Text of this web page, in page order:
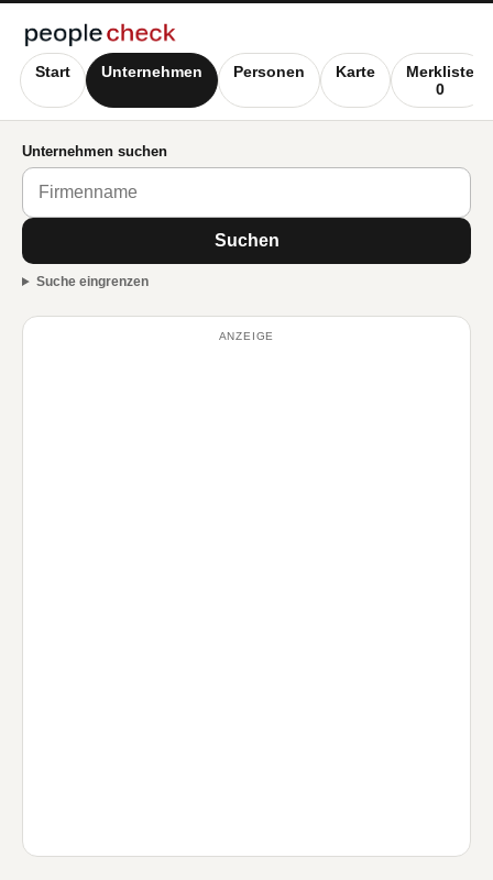
Start Unternehmen Personen Karte
Merkliste
0
Unternehmen suchen
Suchen
Suche eingrenzen
ANZEIGE